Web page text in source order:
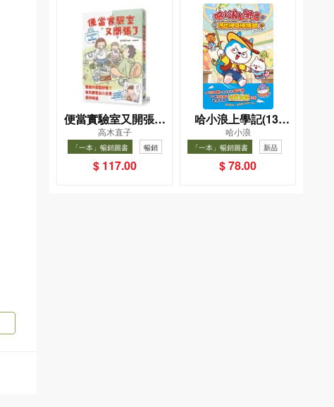
便當實驗室又開張了
——日日和特別日的
菜單挑戰記
高木直子
「一本」暢銷圖書 暢銷
$ 117.00
哈小浪上學記(13)
——逃出神奇博物館
哈小浪
「一本」暢銷圖書
新品
暢銷
$ 78.00